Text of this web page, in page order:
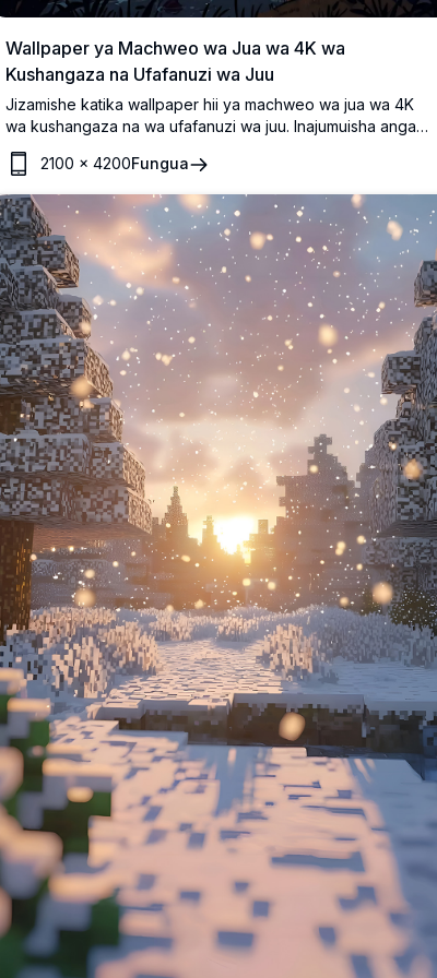
Wallpaper ya Machweo wa Jua wa 4K wa
Kushangaza na Ufafanuzi wa Juu
Jizamishe katika wallpaper hii ya machweo wa jua wa 4K
wa kushangaza na wa ufafanuzi wa juu. Inajumuisha anga
yenye rangi na mawingu ya moto ya rangi ya waridi na
machungwa, msitu wenye utulivu, mto mwinamo, na umbo la
mnara wa maji dhidi ya milima ya mbali. Bora kwa kuboresha
desktop yako au skrini ya simu kwa rangi zake zenye
maelezo na anga tulivu. Inafaa kwa wapenda mazingira
wanaotafuta usuli wa ubora wa juu.
2100 ×4200Fungua